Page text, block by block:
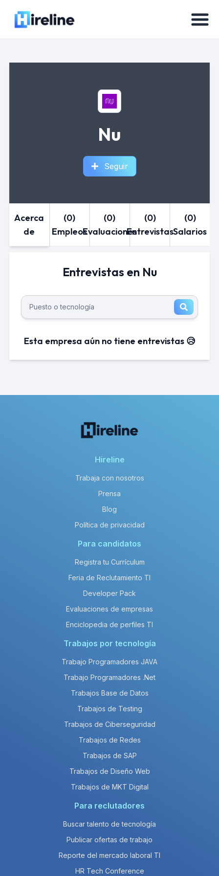
Nu
Seguir
Acerca
de
(0)
Empleos
(0)
Evaluaciones
(0)
Entrevistas
(0)
Salarios
Entrevistas en Nu
Esta empresa aún no tiene entrevistas 😥
Hireline
Trabaja con nosotros
Prensa
Blog
Política de privacidad
Para candidatos
Registra tu Currículum
Feria de Reclutamiento TI
Developer Pack
Evaluaciones de empresas
Enciclopedia de perfiles TI
Trabajos por tecnología
Trabajo Programadores JAVA
Trabajo Programadores .Net
Trabajos Base de Datos
Trabajos de Testing
Trabajos de Ciberseguridad
Trabajos de Redes
Trabajos de SAP
Trabajos de Diseño Web
Trabajos de MKT Digital
Para reclutadores
Buscar talento de tecnología
Publicar ofertas de trabajo
Reporte del mercado laboral TI
HR Tech Conference